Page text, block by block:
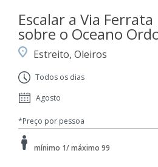
Escalar a Via
sobre o Oceano
Estreito, Oleiros
Todos os dias
Agosto
*Preço por pessoa
mínimo 1/ máximo 99